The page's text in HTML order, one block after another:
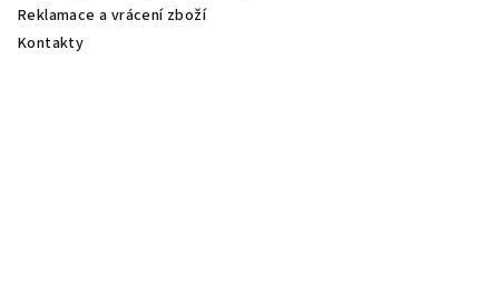
Reklamace a vrácení zboží
Kontakty